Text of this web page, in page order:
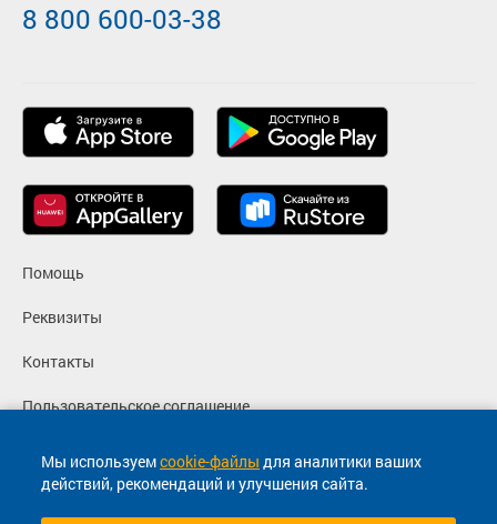
Мы используемcookie-файлы для аналитики ваших
действий, рекомендаций и улучшения сайта.
Помощь
Реквизиты
Контакты
Пользовательское соглашение
Политика конфиденциальности
Согласие на маркетинговые сообщения
8 800 600-03-38